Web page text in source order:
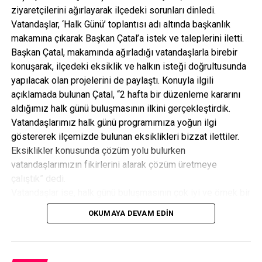
en büyük acılardan bir tanesidir. Kendi ordusunu içine
sızmış bir grup hainin, o ordunun imkanlarını, uçaklarını,
tanklarını, tüfeklerini kullanarak kendi milletine karşı
saldırıya geçtiği mefhum bir gecede bir taraftan yerel
kanallara, ulusal kanallara bağlanıp bütün bir milletin ayağa
kalkışına destek olarak direniş çağrısı yaparken diğer
taraftan uluslararası kanallara hemen hemen birçok kanala
doğrudan bağlanıp, o gece Türkiye’de darbe olsa
neredeyse şen şakrak düğün ilan edecek bir yayın yapan
uluslararası kanallara bağlanarak bu gece bazıları için
karanlık bir gece senaryosu olabilir. Ama bu milletin şanlı
direnişi yarın sabah aydınlık bir Türkiye’yi başlatacaktır,
bir nesil yetiştiren biri olarak büyük bir hüzün içindeydim.
Bugün o kendi meclisini bombalayan hainler, bir dönem bu
milletin okullarında ve bu topraklarda yaşayan çocuklardı.
ziyaretçilerini ağırlayarak ilçedeki sorunları dinledi.
Vatandaşlar, ‘Halk Günü’ toplantısı adı altında başkanlık
makamına çıkarak Başkan Çatal’a istek ve taleplerini iletti.
Başkan Çatal, makamında ağırladığı vatandaşlarla birebir
konuşarak, ilçedeki eksiklik ve halkın isteği doğrultusunda
yapılacak olan projelerini de paylaştı. Konuyla ilgili
açıklamada bulunan Çatal, “2 hafta bir düzenleme kararını
aldığımız halk günü buluşmasının ilkini gerçekleştirdik.
Vatandaşlarımız halk günü programımıza yoğun ilgi
göstererek ilçemizde bulunan eksiklikleri bizzat ilettiler.
Eksiklikler konusunda çözüm yolu bulurken
vatandaşlarımızın fikirlerini alarak çözüm üretmeye
uygulama olduğunu belirterek, bu güzel düşünceden dolayı
Belediye Başkanı Çatal’a teşekkür ettiler.
OKUMAYA DEVAM EDIN